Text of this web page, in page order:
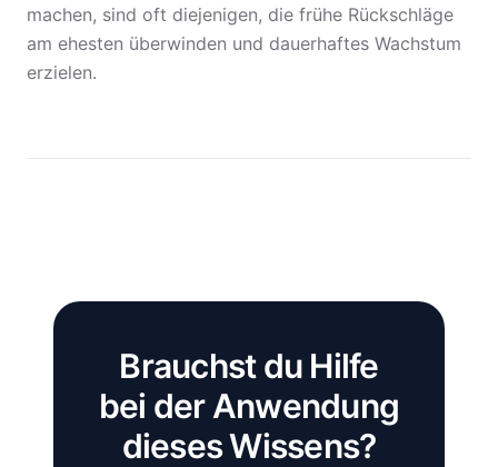
machen, sind oft diejenigen, die frühe Rückschläge
am ehesten überwinden und dauerhaftes Wachstum
erzielen.
Brauchst du Hilfe
bei der Anwendung
dieses Wissens?